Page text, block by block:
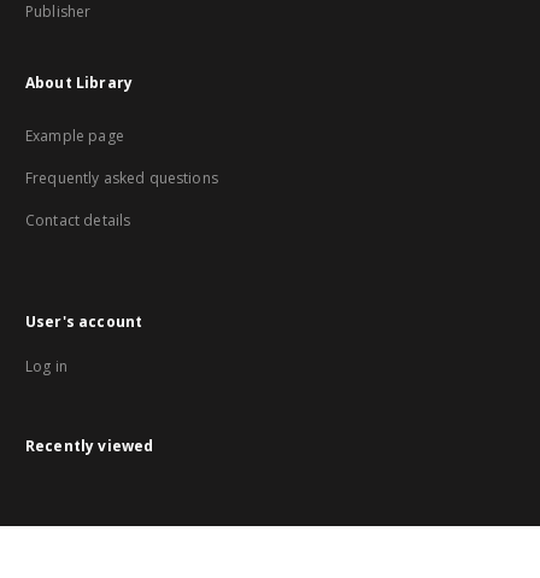
Publisher
About Library
Example page
Frequently asked questions
Contact details
User's account
Log in
Recently viewed